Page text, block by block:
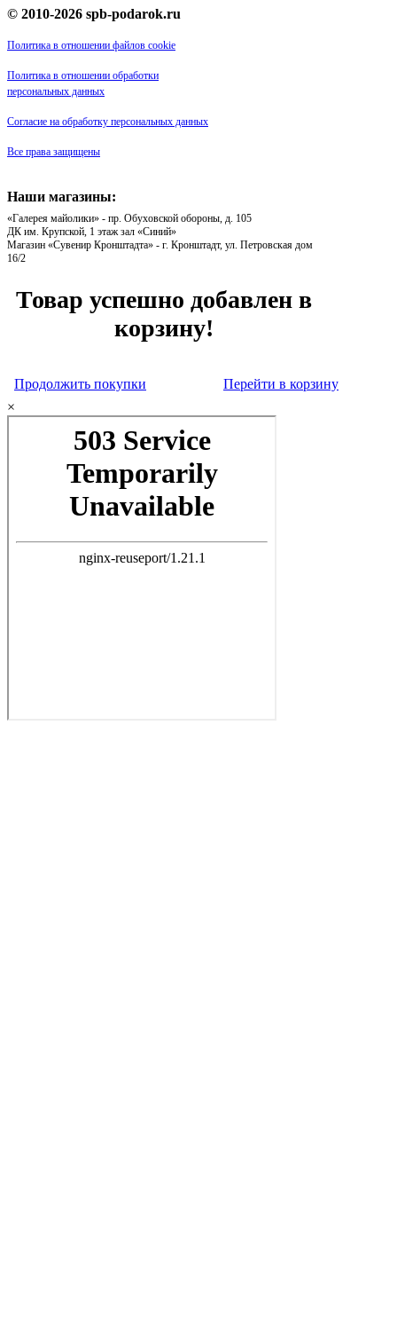
© 2010-2026 spb-podarok.ru
Политика в отношении файлов cookie
Политика в отношении обработки
персональных данных
Согласие на обработку персональных данных
Все права защищены
Наши магазины:
«Галерея майолики» - пр. Обуховской обороны, д. 105
ДК им. Крупской, 1 этаж зал «Синий»
Магазин «Сувенир Кронштадта» - г. Кронштадт, ул. Петровская дом
16/2
Товар успешно добавлен в
корзину!
Продолжить покупки
Перейти в корзину
×